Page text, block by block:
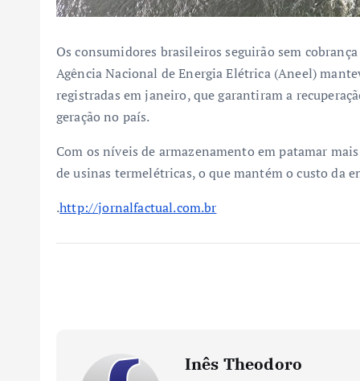
Os consumidores brasileiros seguirão sem
Agência Nacional de Energia Elétrica (Aneel)
registradas em janeiro, que garantiram a
geração no país.
Com os níveis de armazenamento em patamar
de usinas termelétricas, o que mantém o custo da
.http://jornalfactual.com.br
Inês Theodoro